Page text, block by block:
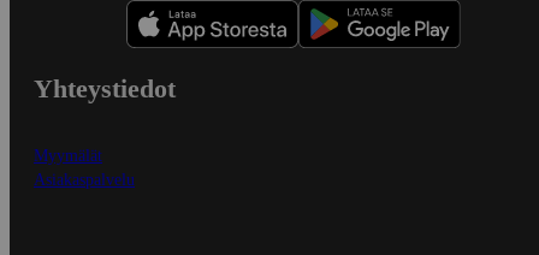
Yhteystiedot
Myymälät
Asiakaspalvelu